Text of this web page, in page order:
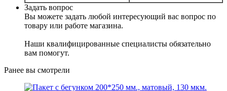
Задать вопрос
Вы можете задать любой интересующий вас вопрос по
товару или работе магазина.
Наши квалифицированные специалисты обязательно
вам помогут.
Ранее вы смотрели